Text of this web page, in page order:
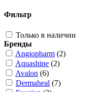
Фильтр
Только в наличии
Бренды
Angiopharm (2)
Aquashine (2)
Avalon (6)
Dermaheal (7)